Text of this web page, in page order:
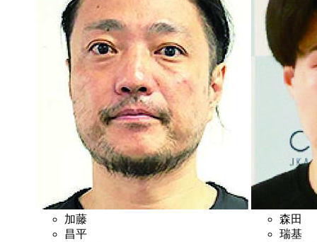
加藤
昌平
森田
瑞基